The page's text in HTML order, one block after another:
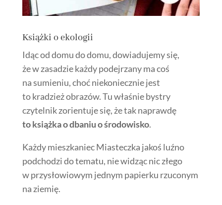
Książki o ekologii
Idąc od domu do domu, dowiadujemy się,
że w zasadzie każdy podejrzany ma coś
na sumieniu, choć niekoniecznie jest
to kradzież obrazów. Tu właśnie bystry
czytelnik zorientuje się, że tak naprawdę
to książka o dbaniu o środowisko.
Każdy mieszkaniec Miasteczka jakoś luźno
podchodzi do tematu, nie widząc nic złego
w przysłowiowym jednym papierku rzuconym
na ziemię.